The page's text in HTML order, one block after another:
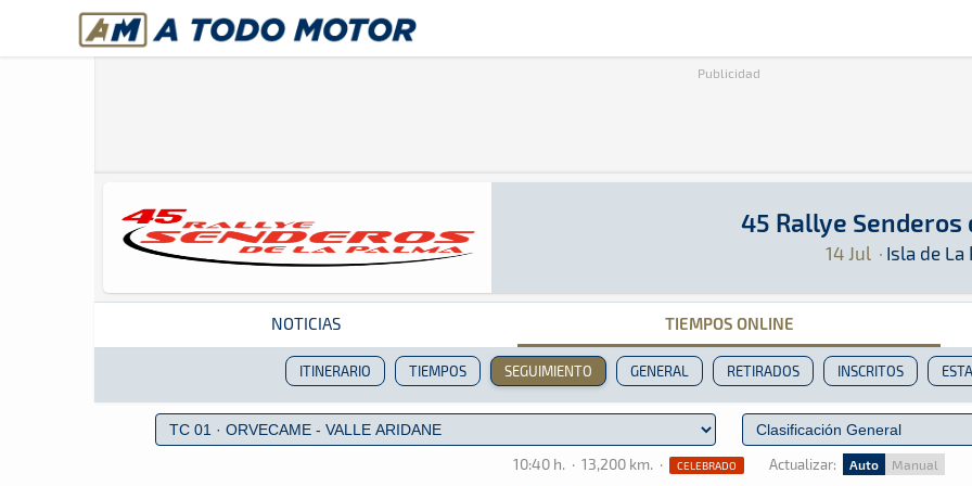
A Todo Motor· Revista del motor desde 1999
Publicidad
45 Rallye Senderos de La Palma
45 Rallye Senderos
14 Jul · Isla de La
Rally · 45 Rallye Senderos de La Palma:
Isla de La Palma
NOTICIAS TIEMPOS ONLINE
ITINERARIO TIEMPOS SEGUIMIENTO GENERAL RETIRADOS INSCRITOS
10:40 h. · 13,200 km. · CELEBRADO Actualizar: Auto Manual